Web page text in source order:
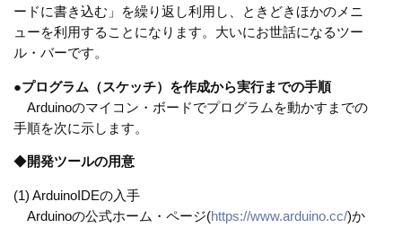
ードに書き込む」を繰り返し利用し、ときどきほかのメニ
ューを利用することになります。大いにお世話になるツー
ル・バーです。
●プログラム（スケッチ）を作成から実行までの手順
Arduinoのマイコン・ボードでプログラムを動かすまでの
手順を次に示します。
◆開発ツールの用意
(1) ArduinoIDEの入手
Arduinoの公式ホーム・ページ(https://www.arduino.cc/)か